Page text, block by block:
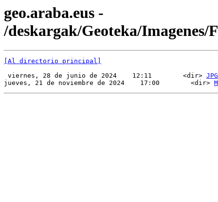
geo.araba.eus -
/deskargak/Geoteka/Imagenes/
[Al directorio principal]
viernes, 28 de junio de 2024    12:11        <dir> JPG
jueves, 21 de noviembre de 2024    17:00        <dir>